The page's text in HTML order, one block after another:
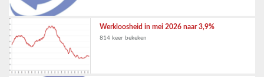
Werkloosheid in mei 2026 naar 3,9%
814 keer bekeken